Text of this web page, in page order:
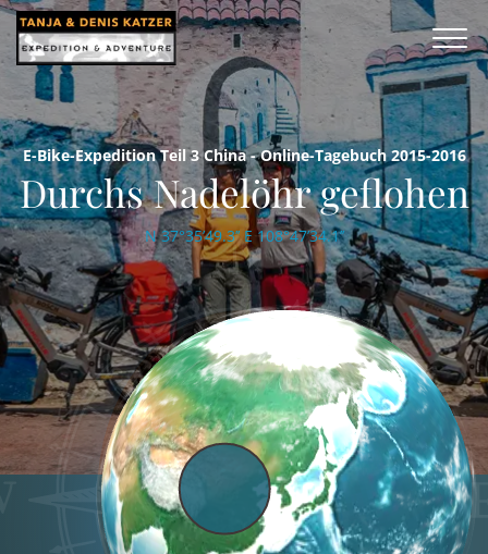
E-Bike-Expedition Teil 3 China - Online-Tagebuch 2015-2016
Durchs Nadelöhr geflohen
N 37°35’49.3’’ E 108°47’34.1’’